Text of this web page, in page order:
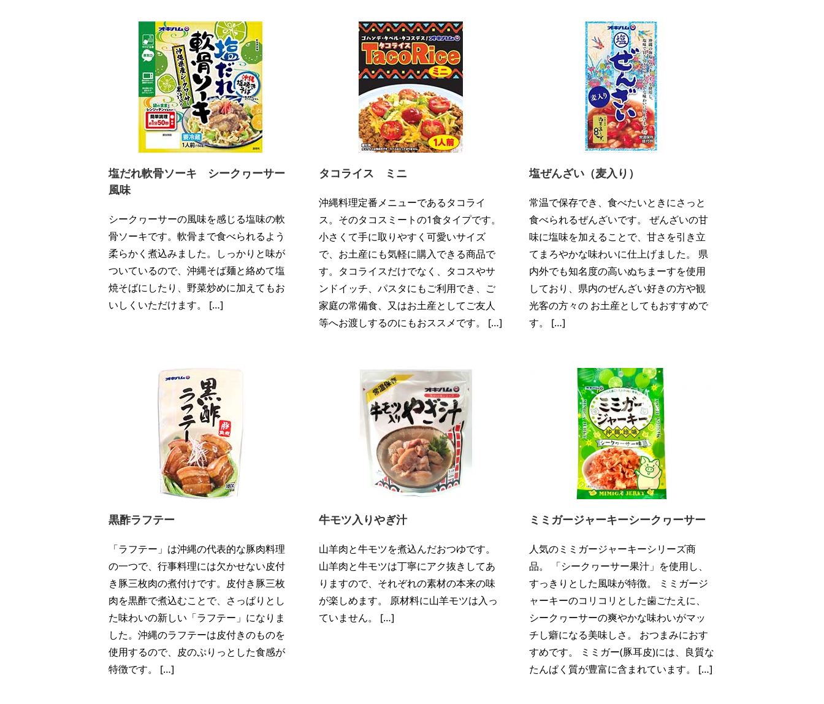
塩だれ軟骨ソーキ シークヮーサー
風味
シークヮーサーの風味を感じる塩味の軟
骨ソーキです。軟骨まで食べられるよう
柔らかく煮込みました。しっかりと味が
ついているので、沖縄そば麺と絡めて塩
焼そばにしたり、野菜炒めに加えてもお
いしくいただけます。 […]
タコライス ミニ
沖縄料理定番メニューであるタコライ
ス。そのタコスミートの1食タイプです。
小さくて手に取りやすく可愛いサイズ
で、お土産にも気軽に購入できる商品で
す。タコライスだけでなく、タコスやサ
ンドイッチ、パスタにもご利用でき、ご
家庭の常備食、又はお土産としてご友人
等へお渡しするのにもおススメです。 […]
塩ぜんざい（麦入り）
常温で保存でき、食べたいときにさっと
食べられるぜんざいです。 ぜんざいの甘
味に塩味を加えることで、甘さを引き立
てまろやかな味わいに仕上げました。 県
内外でも知名度の高いぬちまーすを使用
しており、県内のぜんざい好きの方や観
光客の方々の お土産としてもおすすめで
す。 […]
黒酢ラフテー
「ラフテー」は沖縄の代表的な豚肉料理
の一つで、行事料理には欠かせない皮付
き豚三枚肉の煮付けです。皮付き豚三枚
肉を黒酢で煮込むことで、さっぱりとし
た味わいの新しい「ラフテー」になりま
した。沖縄のラフテーは皮付きのものを
使用するので、皮のぷりっとした食感が
特徴です。 […]
牛モツ入りやぎ汁
山羊肉と牛モツを煮込んだおつゆです。
山羊肉と牛モツは丁寧にアク抜きしてあ
りますので、それぞれの素材の本来の味
が楽しめます。 原材料に山羊モツは入っ
ていません。 […]
ミミガージャーキーシークヮーサー
人気のミミガージャーキーシリーズ商
品。 「シークヮーサー果汁」を使用し、
すっきりとした風味が特徴。 ミミガージ
ャーキーのコリコリとした歯ごたえに、
シークヮーサーの爽やかな味わいがマッ
チし癖になる美味しさ。 おつまみにおす
すめです。 ミミガー(豚耳皮)には、良質な
たんぱく質が豊富に含まれています。 […]